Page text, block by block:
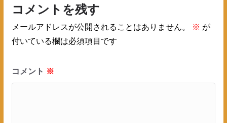
コメントを残す
メールアドレスが公開されることはありません。 ※ が
付いている欄は必須項目です
コメント ※